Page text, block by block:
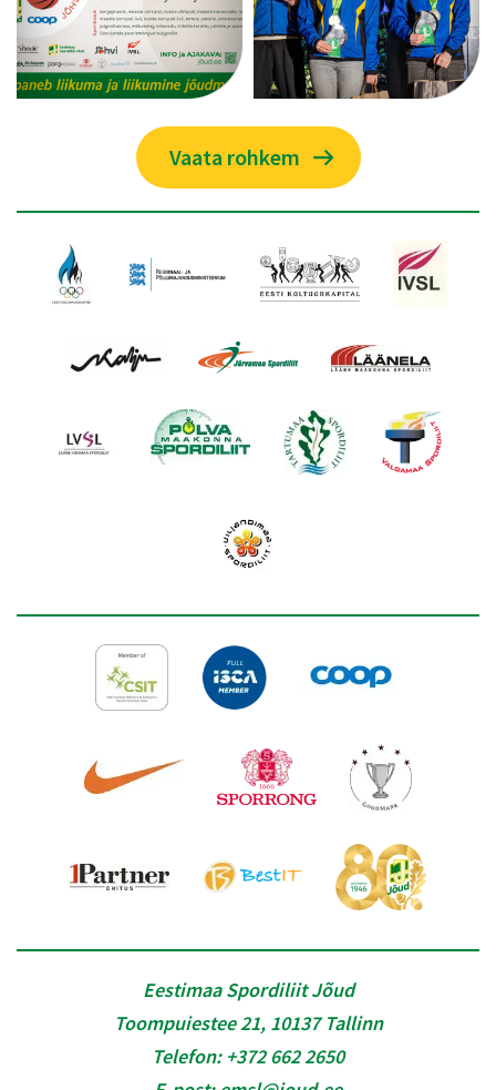
Vaata rohkem
Eestimaa Spordiliit Jõud
Toompuiestee 21, 10137 Tallinn
Telefon: +372 662 2650